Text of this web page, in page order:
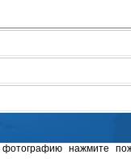
нажмите